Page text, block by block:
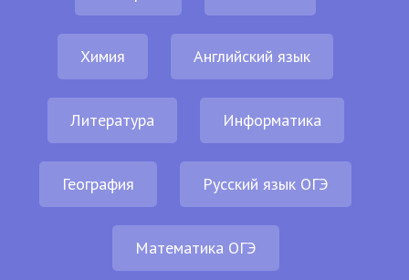
Химия Английский язык
Литература Информатика
География Русский язык ОГЭ
Математика ОГЭ